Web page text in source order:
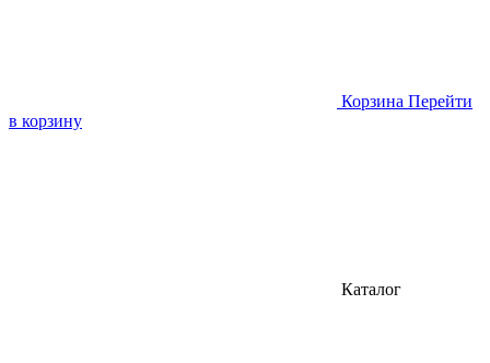
Корзина Перейти
в корзину
Каталог